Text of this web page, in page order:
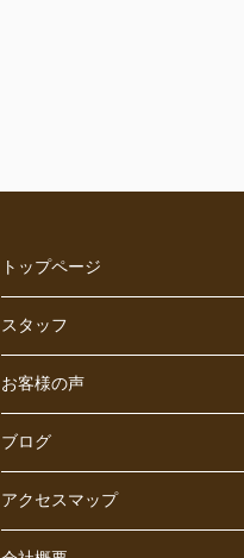
トップページ
スタッフ
お客様の声
ブログ
アクセスマップ